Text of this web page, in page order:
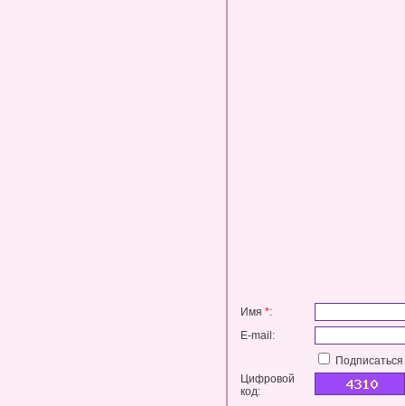
Имя *:
E-mail:
Цифровой
код: